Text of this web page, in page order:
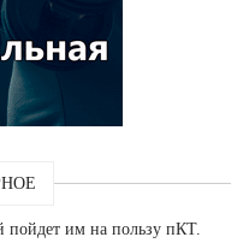
пойдет им на пользу пКТ.